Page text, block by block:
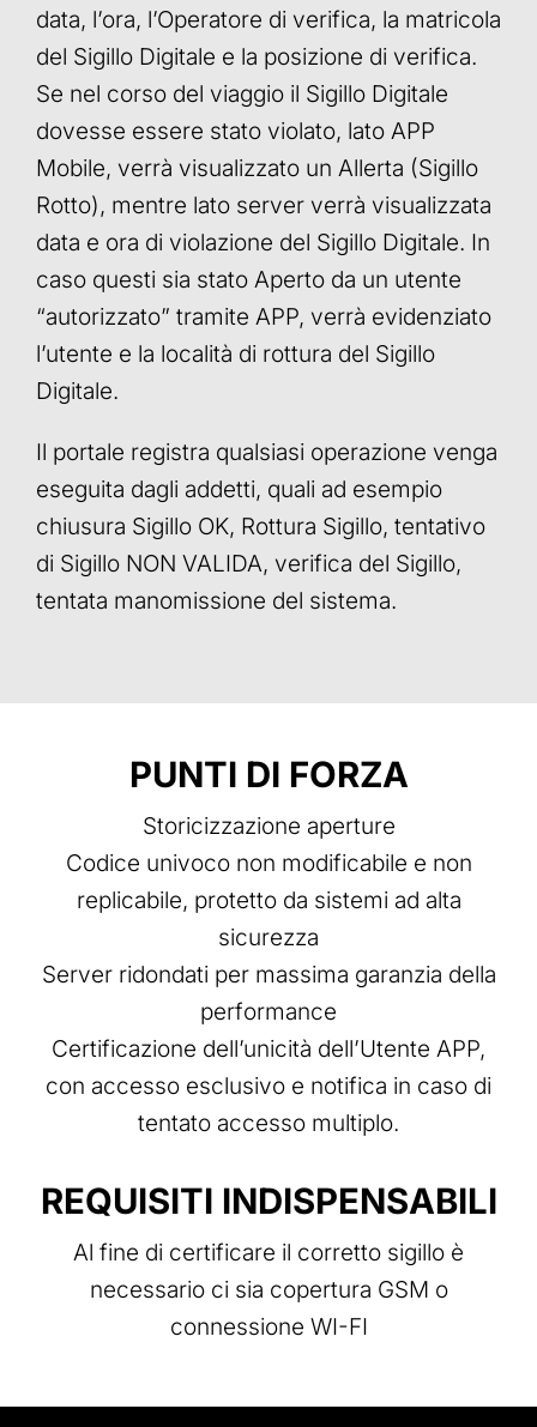
data, l’ora, l’Operatore di verifica, la matricola
del Sigillo Digitale e la posizione di verifica.
Se nel corso del viaggio il Sigillo Digitale
dovesse essere stato violato, lato APP
Mobile, verrà visualizzato un Allerta (Sigillo
Rotto), mentre lato server verrà visualizzata
data e ora di violazione del Sigillo Digitale. In
caso questi sia stato Aperto da un utente
“autorizzato” tramite APP, verrà evidenziato
l’utente e la località di rottura del Sigillo
Digitale.
Il portale registra qualsiasi operazione venga
eseguita dagli addetti, quali ad esempio
chiusura Sigillo OK, Rottura Sigillo, tentativo
di Sigillo NON VALIDA, verifica del Sigillo,
tentata manomissione del sistema.
PUNTI DI FORZA
Storicizzazione aperture
Codice univoco non modificabile e non
replicabile, protetto da sistemi ad alta
sicurezza
Server ridondati per massima garanzia della
performance
Certificazione dell’unicità dell’Utente APP,
con accesso esclusivo e notifica in caso di
tentato accesso multiplo.
REQUISITI INDISPENSABILI
Al fine di certificare il corretto sigillo è
necessario ci sia copertura GSM o
connessione WI-FI